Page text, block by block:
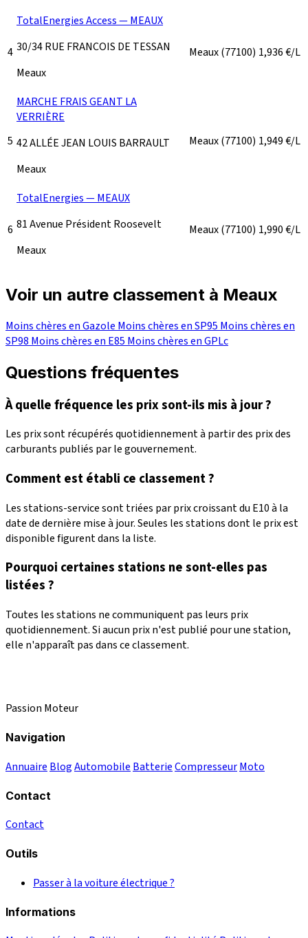
4
TotalEnergies Access — MEAUX
30/34 RUE FRANCOIS DE TESSAN
Meaux
Meaux(77100) 1,936€/L
5
MARCHE FRAIS GEANT LA
VERRIÈRE
42 ALLÉE JEAN LOUIS BARRAULT
Meaux
Meaux(77100) 1,949€/L
6
TotalEnergies — MEAUX
81 Avenue Président Roosevelt
Meaux
Meaux(77100) 1,990€/L
Voir un autre classement à Meaux
Moins chères en Gazole Moins chères en SP95 Moins chères en
SP98 Moins chères en E85 Moins chères en GPLc
Questions fréquentes
À quelle fréquence les prix sont-ils mis à jour ?
Les prix sont récupérés quotidiennement à partir des prix des
carburants publiés par le gouvernement.
Comment est établi ce classement ?
Les stations-service sont triées par prix croissant du E10 à la
date de dernière mise à jour. Seules les stations dont le prix est
disponible figurent dans la liste.
Pourquoi certaines stations ne sont-elles pas
listées ?
Toutes les stations ne communiquent pas leurs prix
quotidiennement. Si aucun prix n'est publié pour une station,
elle n'apparaît pas dans ce classement.
Passion Moteur
Navigation
Annuaire BlogAutomobile BatterieCompresseurMoto
Contact
Contact
Outils
Passer à la voiture électrique ?
Informations